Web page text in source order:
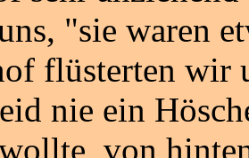
"sie waren
flüsterten wir
nie ein
von